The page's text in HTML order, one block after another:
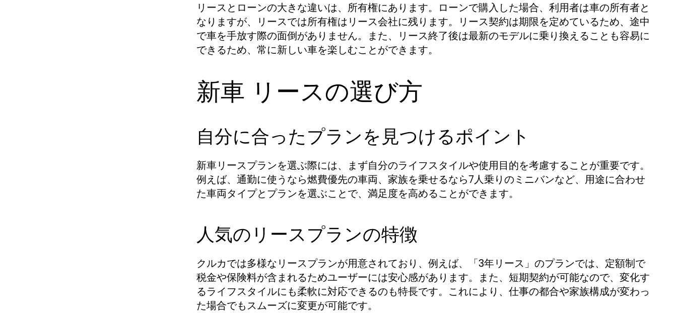
リースとローンの大きな違いは、所有権にあります。ローンで購入した場合、利用者は車の所有者と
なりますが、リースでは所有権はリース会社に残ります。リース契約は期限を定めているため、途中
で車を手放す際の面倒がありません。また、リース終了後は最新のモデルに乗り換えることも容易に
できるため、常に新しい車を楽しむことができます。
新車 リースの選び方
自分に合ったプランを見つけるポイント
新車リースプランを選ぶ際には、まず自分のライフスタイルや使用目的を考慮することが重要です。
例えば、通勤に使うなら燃費優先の車両、家族を乗せるなら7人乗りのミニバンなど、用途に合わせ
た車両タイプとプランを選ぶことで、満足度を高めることができます。
人気のリースプランの特徴
クルカでは多様なリースプランが用意されており、例えば、「3年リース」のプランでは、定額制で
税金や保険料が含まれるためユーザーには安心感があります。また、短期契約が可能なので、変化す
るライフスタイルにも柔軟に対応できるのも特長です。これにより、仕事の都合や家族構成が変わっ
た場合でもスムーズに変更が可能です。